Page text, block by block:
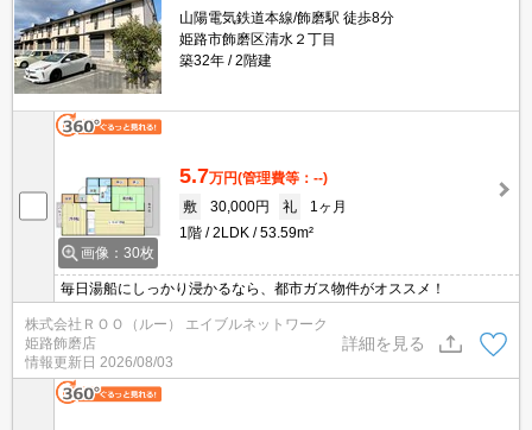
山陽電気鉄道本線/飾磨駅 徒歩8分
姫路市飾磨区清水２丁目
築32年
2階建
画像：30枚
5.7万円(管理費等：--)
敷
30,000円 礼
1ヶ月
1階
2LDK 53.59m²
毎日湯船にしっかり浸かるなら、都市ガス物件がオススメ！
株式会社ＲＯＯ（ルー） エイブルネットワーク
姫路飾磨店
情報更新日 2026/08/03
詳細を見る